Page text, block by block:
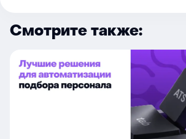
Смотрите также: